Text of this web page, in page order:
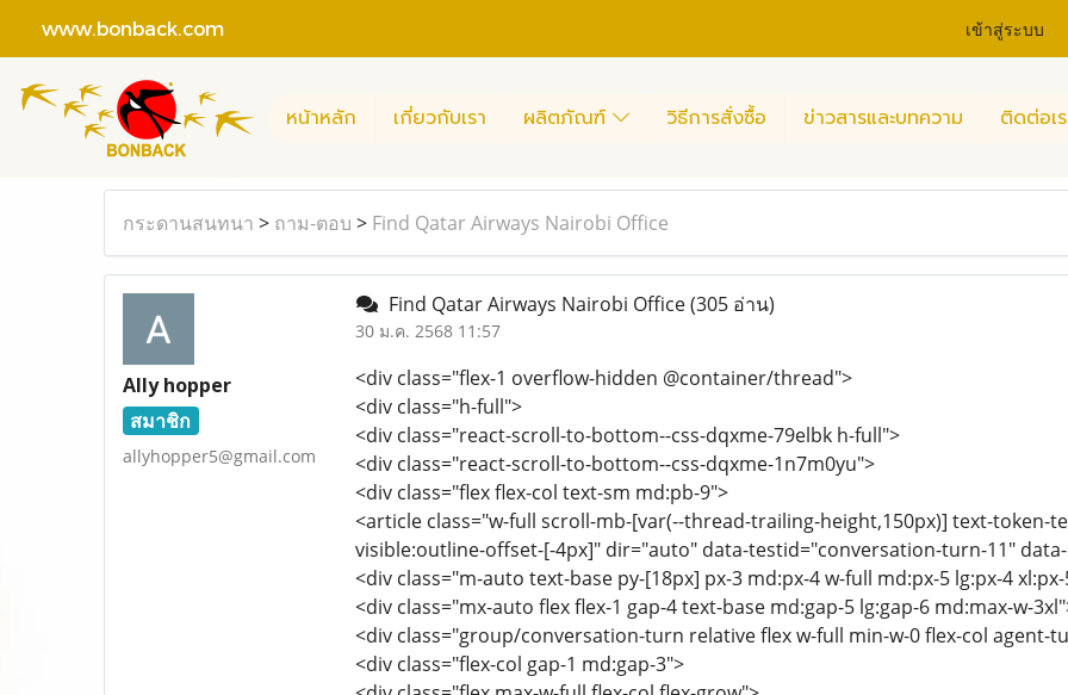
www.bonback.com เข้าสู่ระบบ
หน้าหลัก เกี่ยวกับเรา ผลิตภัณฑ์ วิธีการสั่งซื้อ ข่าวสารและบทความ ติดต่อเ
กระดานสนทนา > ถาม-ตอบ > Find Qatar Airways Nairobi Office
Ally hopper
สมาชิก
allyhopper5@gmail.com
Find Qatar Airways Nairobi Office(305 อ่าน)
30 ม.ค. 2568 11:57
<div class="flex-1 overflow-hidden @container/thread">
<div class="h-full">
<div class="react-scroll-to-bottom--css-dqxme-79elbk h-full">
<div class="react-scroll-to-bottom--css-dqxme-1n7m0yu">
<div class="flex flex-col text-sm md:pb-9">
<article class="w-full scroll-mb-[var(--thread-trailing-height,150px)] text-token-
visible:outline-offset-[-4px]" dir="auto" data-testid="conversation-turn-11"
<div class="m-auto text-base py-[18px] px-3 md:px-4 w-full md:px-5 lg:px-4 xl:px-
<div class="mx-auto flex flex-1 gap-4 text-base md:gap-5 lg:gap-6 md:max-w-
<div class="group/conversation-turn relative flex w-full min-w-0 flex-col agent-
<div class="flex-col gap-1 md:gap-3">